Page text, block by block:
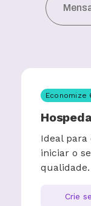
Economize
Ideal para
iniciar o
qualidade.
Crie